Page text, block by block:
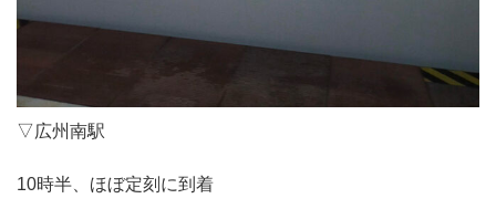
▽広州南駅
10時半、ほぼ定刻に到着